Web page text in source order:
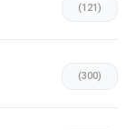
(121)
(300)